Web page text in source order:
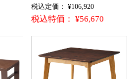
税込定価： ¥106,920
税込特価： ¥56,670